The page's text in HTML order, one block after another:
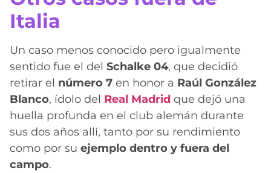
Italia
Un caso menos conocido pero igualmente
sentido fue el del Schalke 04, que decidió
retirar el número 7 en honor a Raúl González
Blanco, ídolo del Real Madrid que dejó una
huella profunda en el club alemán durante
sus dos años allí, tanto por su rendimiento
como por su ejemplo dentro y fuera del
campo.